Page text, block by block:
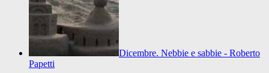
Dicembre. Nebbie e sabbie - Roberto
Papetti